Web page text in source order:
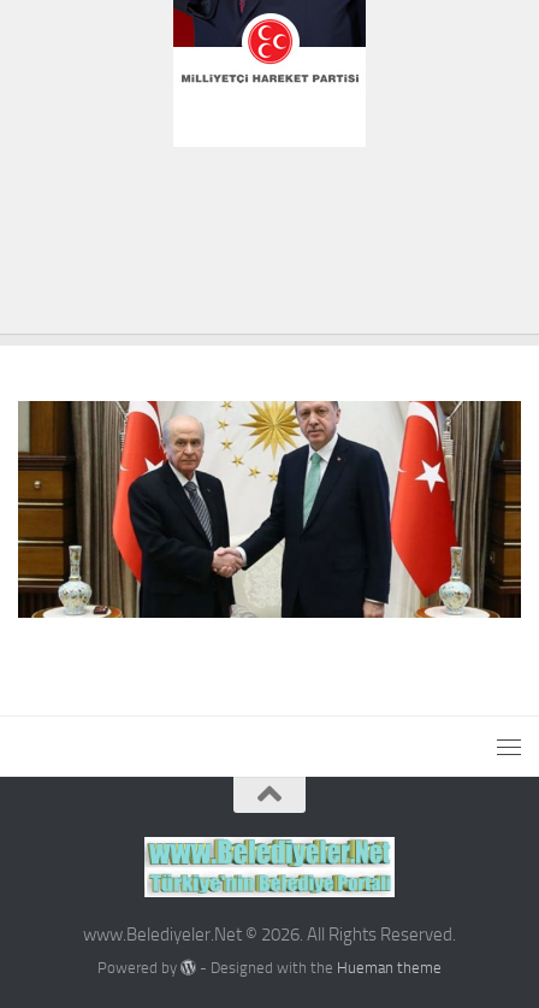
www.Belediyeler.Net © 2026. All Rights Reserved.
Powered by - Designed with the Hueman theme